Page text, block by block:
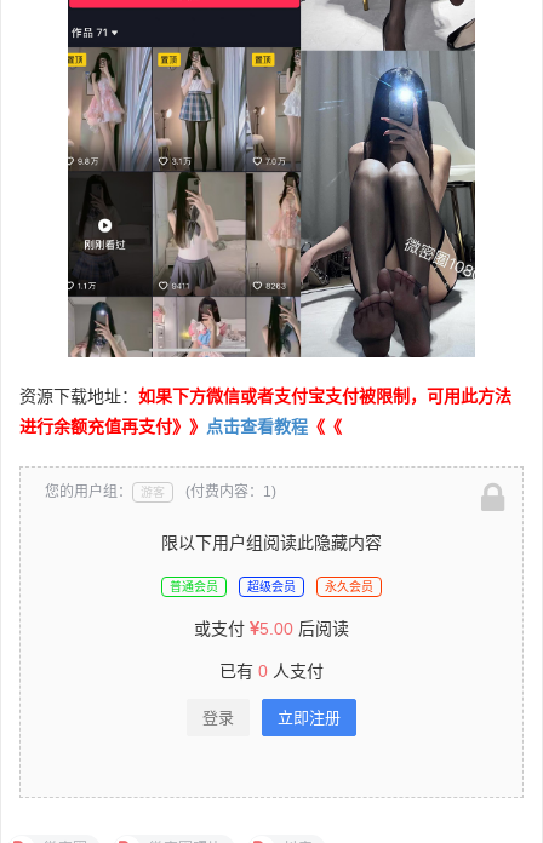
资源下载地址： 如果下方微信或者支付宝支付被限制，可用此方法
进行余额充值再支付》》 点击查看教程 《《
您的用户组： 游客 (付费内容：1)
限以下用户组阅读此隐藏内容
普通会员 超级会员 永久会员
或支付 5.00 后阅读
已有 0 人支付
登录 立即注册